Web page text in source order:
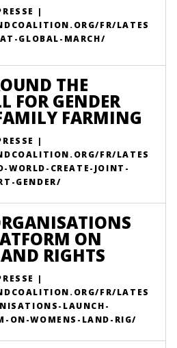
|
FR/LATES
GLOBAL-MARCH/
THE
FOR GENDER
FARMING
|
FR/LATES
WORLD-CREATE-JOINT-
GENDER/
ON
RIGHTS
|
FR/LATES
LAUNCH-
ON-WOMENS-LAND-RIG/